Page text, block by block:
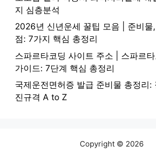
지 심층분석
2026년 신년운세 꿀팁 모음 | 준비물
점: 7가지 핵심 총정리
스파르타코딩 사이트 주소 | 스파르
가이드: 7단계 핵심 총정리
국제운전면허증 발급 준비물 총정리:
진규격 A to Z
Copyright © 2026